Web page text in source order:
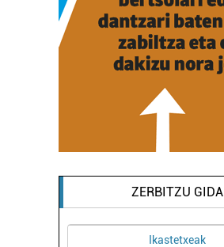
ZERBITZU GIDA